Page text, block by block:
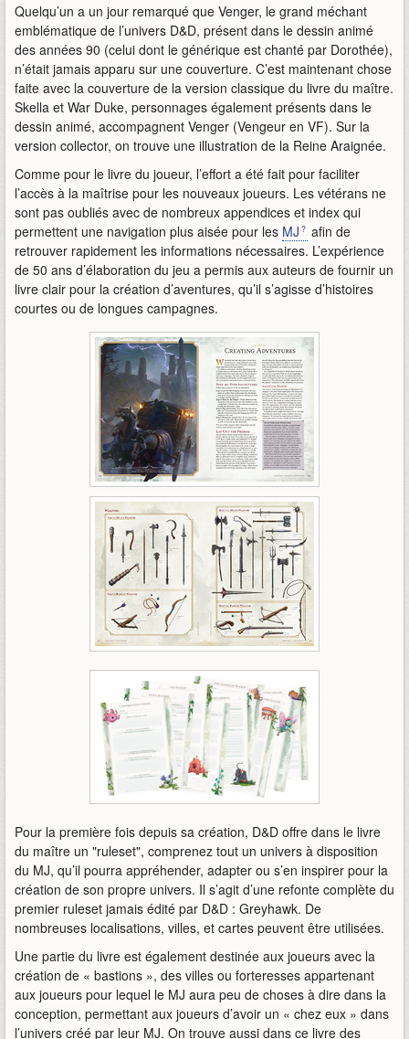
Quelqu’un a un jour remarqué que Venger, le grand méchant
emblématique de l’univers D&D, présent dans le dessin animé
des années 90 (celui dont le générique est chanté par Dorothée),
n’était jamais apparu sur une couverture. C’est maintenant chose
faite avec la couverture de la version classique du livre du maître.
Skella et War Duke, personnages également présents dans le
dessin animé, accompagnent Venger (Vengeur en VF). Sur la
version collector, on trouve une illustration de la Reine Araignée.
Comme pour le livre du joueur, l’effort a été fait pour faciliter
l’accès à la maîtrise pour les nouveaux joueurs. Les vétérans ne
sont pas oubliés avec de nombreux appendices et index qui
permettent une navigation plus aisée pour les MJ
afin de
retrouver rapidement les informations nécessaires. L’expérience
de 50 ans d’élaboration du jeu a permis aux auteurs de fournir un
livre clair pour la création d’aventures, qu’il s’agisse d’histoires
courtes ou de longues campagnes.
Pour la première fois depuis sa création, D&D offre dans le livre
du maître un "ruleset", comprenez tout un univers à disposition
du MJ, qu’il pourra appréhender, adapter ou s’en inspirer pour la
création de son propre univers. Il s’agit d’une refonte complète du
premier ruleset jamais édité par D&D : Greyhawk. De
nombreuses localisations, villes, et cartes peuvent être utilisées.
Une partie du livre est également destinée aux joueurs avec la
création de « bastions », des villes ou forteresses appartenant
aux joueurs pour lequel le MJ aura peu de choses à dire dans la
conception, permettant aux joueurs d’avoir un « chez eux » dans
l’univers créé par leur MJ. On trouve aussi dans ce livre des